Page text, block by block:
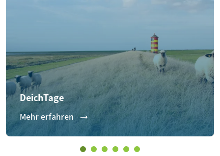
DeichTage
Mehr erfahren